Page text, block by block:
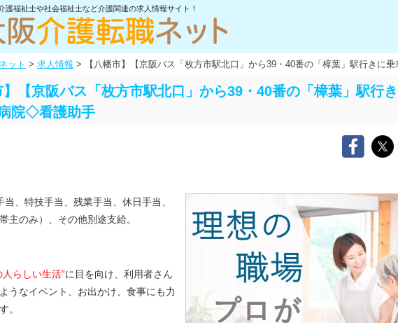
護福祉士や社会福祉士など介護関連の求人情報サイト！
ット > 求人情報 > 【八幡市】【京阪バス「枚方市駅北口」から39・40番の「樟葉」駅行き
】【京阪バス「枚方市駅北口」から39・40番の「樟葉」駅
院◇看護助手
、特技手当、残業手当、休日手当、
主のみ）、その他別途支給。
人らしい生活”に目を向け、利用者さん
うなイベント、お出かけ、食事にも力
。